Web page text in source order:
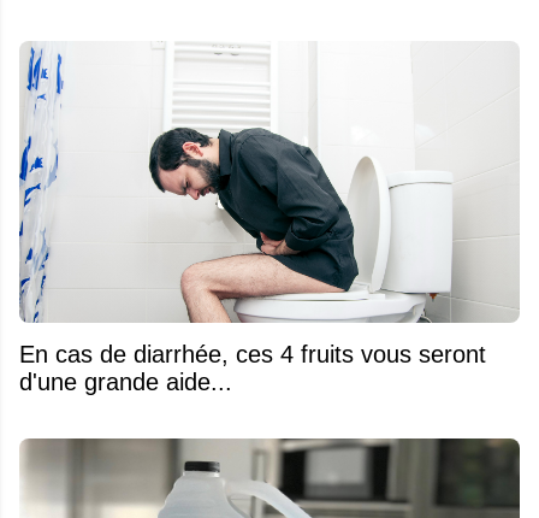
En cas de diarrhée, ces 4 fruits vous seront
d'une grande aide...